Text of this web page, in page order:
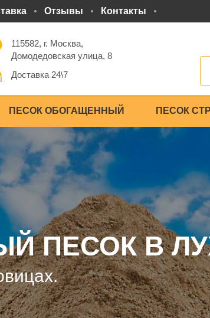
Отзывы Контакты
115582, г. Москва,
Домодедовская улица, 8
Доставка 24\7
ПЕСОК ОБОГАЩЕННЫЙ ПЕСОК
ПЕСОК В